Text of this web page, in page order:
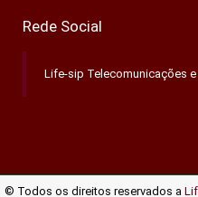
Rede Social
Life-sip Telecomunicações
© Todos os direitos reservados a